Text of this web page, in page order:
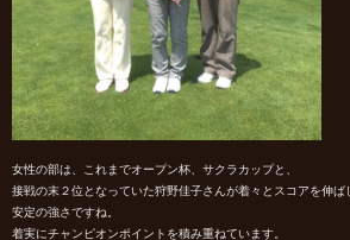
女性の部は、これまでオープン杯、サクラカップと、
接戦の末２位となっていた狩野佳子さんが着々とスコアを伸
安定の強さですね。
着実にチャンピオンポイントを積み重ねています。